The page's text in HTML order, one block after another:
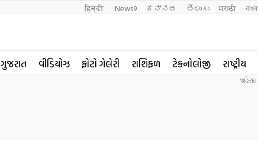
हिन्दी News9 ಕನ್ನಡ తెలుగు मराठी
ગુજરાત વીડિયોઝ ફોટો ગેલેરી રાશિફળ ટેકનોલોજી રાષ્ટ્રીય